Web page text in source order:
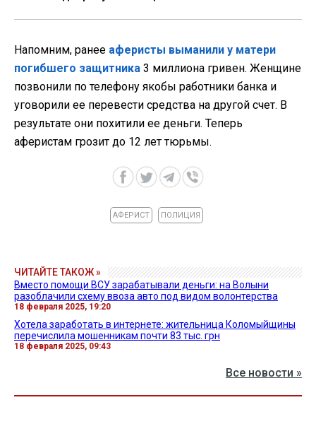
Напомним, ранее аферисты выманили у матери
погибшего защитника 3 миллиона гривен. Женщине
позвонили по телефону якобы работники банка и
уговорили ее перевести средства на другой счет. В
результате они похитили ее деньги. Теперь
аферистам грозит до 12 лет тюрьмы.
АФЕРИСТ ПОЛИЦИЯ
ЧИТАЙТЕ ТАКОЖ »
Вместо помощи ВСУ зарабатывали деньги: на Волыни
разоблачили схему ввоза авто под видом волонтерства
18 февраля 2025, 19:20
Хотела заработать в интернете: жительница Коломыйщины
перечислила мошенникам почти 83 тыс. грн
18 февраля 2025, 09:43
Все новости »